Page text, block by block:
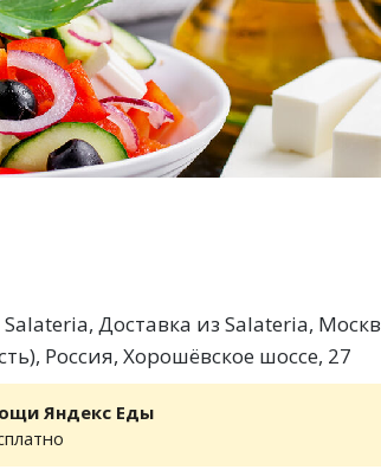
Доставка из Salateria,
Россия, Хорошёвское шоссе, 27
Яндекс Еды